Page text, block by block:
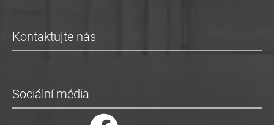
Kontaktujte nás
Sociální média